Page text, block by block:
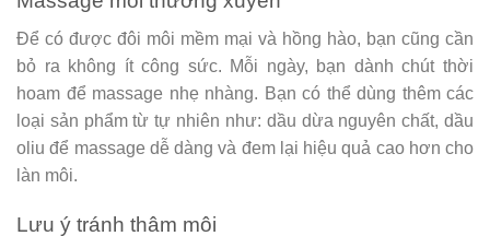
Để có được đôi môi mềm mại và hồng hào, bạn cũng cần
bỏ ra không ít công sức. Mỗi ngày, bạn dành chút thời
hoam để massage nhẹ nhàng. Bạn có thể dùng thêm các
loại sản phẩm từ tự nhiên như: dầu dừa nguyên chất, dầu
oliu để massage dễ dàng và đem lại hiệu quả cao hơn cho
làn môi.
Lưu ý tránh thâm môi